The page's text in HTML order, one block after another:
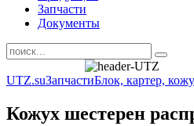
Запчасти
Документы
UTZ.suЗапчастиБлок, картер,
Кожух шестерен